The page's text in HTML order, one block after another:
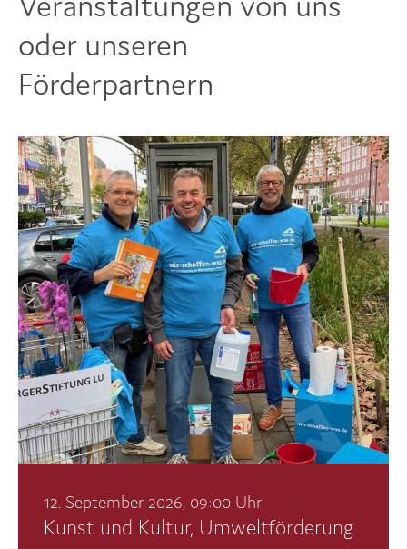
oder unseren
Förderpartnern
12. September 2026, 09:00 Uhr
Kunst und Kultur, Umweltförderung